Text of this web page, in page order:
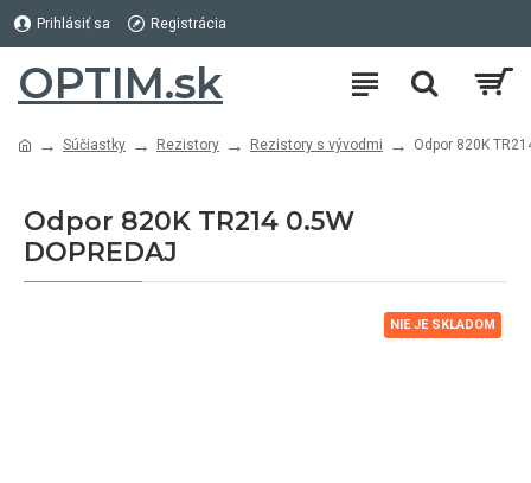
Prihlásiť sa Registrácia
OPTIM.sk
Súčiastky Rezistory Rezistory s vývodmi Odpor 820K
Odpor 820K TR214 0.5W
DOPREDAJ
NIE JE SKLADOM